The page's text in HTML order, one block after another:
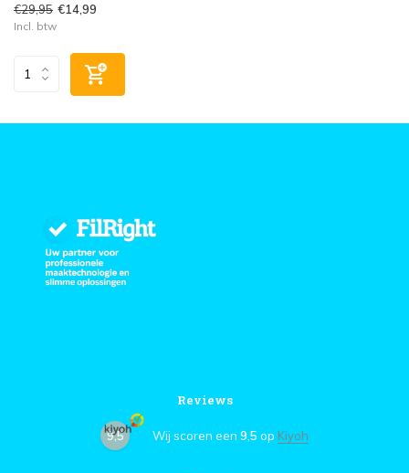
€29,95 €14,99
Incl. btw
Reviews
9,5 Wij scoren een 9,5 op Kiyoh